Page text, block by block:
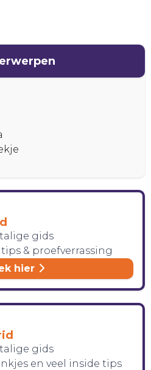
gids
& proefverrassing
hier
gids
en veel inside tips